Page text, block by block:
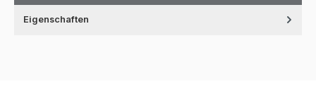
Eigenschaften